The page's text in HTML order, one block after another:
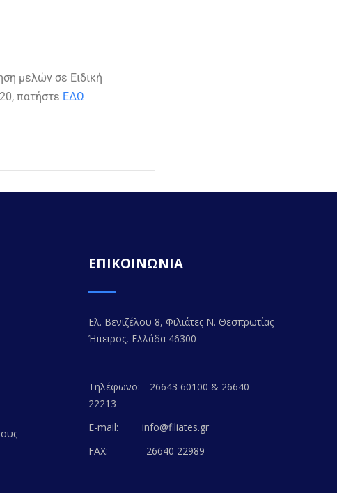
μελών σε Ειδική
πατήστε ΕΔΩ
ΕΠΙΚΟΙΝΩΝΙΑ
Ελ. Βενιζέλου 8, Φιλιάτες Ν. Θεσπρωτίας
Ήπειρος, Ελλάδα 46300
Τηλέφωνο:
26643 60100 & 26640
22213
E-mail:
info@filiates.gr
FAX:
26640 22989